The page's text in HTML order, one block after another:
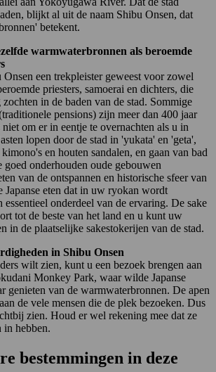
blijkt al uit de naam Shibu Onsen, dat
betekent.
warmwaterbronnen als beroemde
een trekpleister geweest voor zowel
priesters, samoerai en dichters, die
in de baden van de stad. Sommige
pensions) zijn meer dan 400 jaar
om er in eentje te overnachten als u in
lopen door de stad in 'yukata' en 'geta',
en houten sandalen, en gaan van bad
goed onderhouden oude gebouwen
van de ontspannen en historische sfeer van
Japanse eten dat in uw ryokan wordt
essentieel onderdeel van de ervaring. De sake
tot de beste van het land en u kunt uw
in de plaatselijke sakestokerijen van de stad.
in Shibu Onsen
wilt zien, kunt u een bezoek brengen aan
Monkey Park, waar wilde Japanse
genieten van de warmwaterbronnen. De apen
de vele mensen die de plek bezoeken. Dus
zien. Houd er wel rekening mee dat ze
in hebben.
bestemmingen in deze